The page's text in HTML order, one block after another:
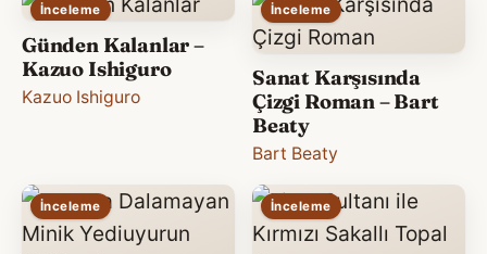
İnceleme
Günden Kalanlar –
Kazuo Ishiguro
Kazuo Ishiguro
İnceleme
Sanat Karşısında
Çizgi Roman – Bart
Beaty
Bart Beaty
İnceleme İnceleme